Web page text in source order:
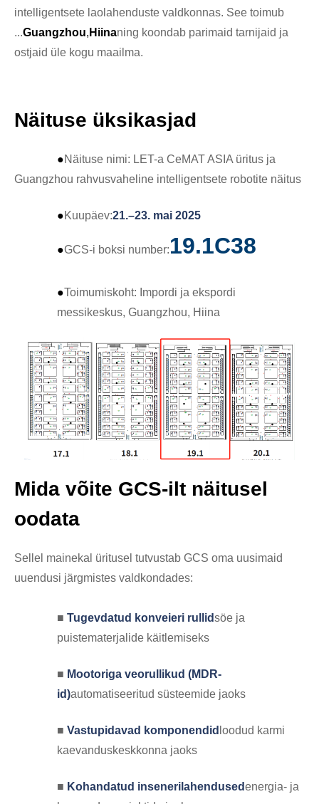
intelligentsete laolahenduste valdkonnas. See toimub
...Guangzhou, Hiinaning koondab parimaid tarnijaid ja
ostjaid üle kogu maailma.
Näituse üksikasjad
●Näituse nimi: LET-a CeMAT ASIA üritus ja
Guangzhou rahvusvaheline intelligentsete robotite näitus
●Kuupäev:21.–23. mai 2025
●GCS-i boksi number:19.1C38
●Toimumiskoht: Impordi ja ekspordi
messikeskus, Guangzhou, Hiina
Mida võite GCS-ilt näitusel
oodata
Sellel mainekal üritusel tutvustab GCS oma uusimaid
uuendusi järgmistes valdkondades:
■ Tugevdatud konveieri rullidsöe ja
puistematerjalide käitlemiseks
■ Mootoriga veorullikud (MDR-
id)automatiseeritud süsteemide jaoks
■ Vastupidavad komponendid loodud karmi
kaevanduskeskkonna jaoks
■ Kohandatud insenerilahendusedenergia- ja